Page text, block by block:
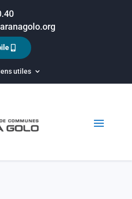
utiles